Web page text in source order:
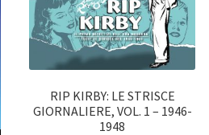
RIP KIRBY: LE STRISCE
GIORNALIERE, VOL. 1 – 1946-
1948